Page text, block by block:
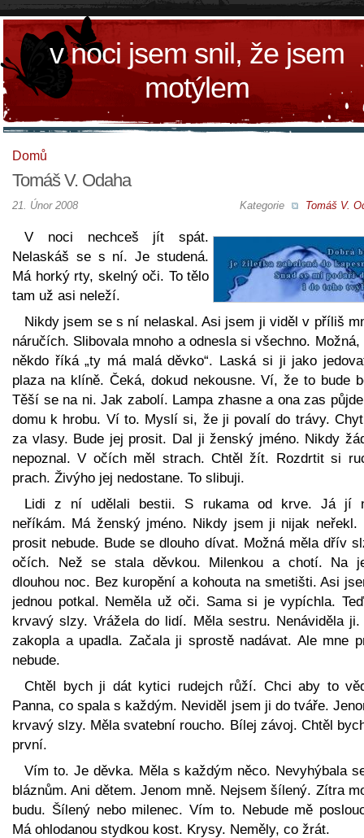
v noci jsem snil, že jsem
motýlem
Domů
Tomáš V. Odaha
Kategorie Tomáš V.
21. Únor 2008
V noci nechceš jít spát.
Nelaskáš se s ní. Je studená.
Má horký rty, skelný oči. To tělo
tam už asi neleží.
Nikdy jsem se s ní nelaskal. Asi jsem ji viděl v příliš
náručích. Slibovala mnoho a odnesla si všechno. Možná,
někdo říká „ty má malá děvko“. Laská si ji jako
plaza na klíně. Čeká, dokud nekousne. Ví, že to bude
Těší se na ni. Jak zabolí. Lampa zhasne a ona zas
domu k hrobu. Ví to. Myslí si, že ji povalí do trávy.
za vlasy. Bude jej prosit. Dal ji ženský jméno. Nikdy
nepoznal. V očích měl strach. Chtěl žít. Rozdrtit si
prach. Živýho jej nedostane. To slibuji.
Lidi z ní udělali bestii. S rukama od krve. Já jí
neříkám. Má ženský jméno. Nikdy jsem ji nijak neřekl.
prosit nebude. Bude se dlouho dívat. Možná měla dřív
očích. Než se stala děvkou. Milenkou a chotí. Na
dlouhou noc. Bez kuropění a kohouta na smetišti. Asi
jednou potkal. Neměla už oči. Sama si je vypíchla.
krvavý slzy. Vrážela do lidí. Měla sestru. Nenáviděla ji.
zakopla a upadla. Začala ji sprostě nadávat. Ale mne
nebude.
Chtěl bych ji dát kytici rudejch růží. Chci aby to
Panna, co spala s každým. Neviděl jsem ji do tváře.
krvavý slzy. Měla svatební roucho. Bílej závoj. Chtěl
první.
Vím to. Je děvka. Měla s každým něco. Nevyhýbala
bláznům. Ani dětem. Jenom mně. Nejsem šílený. Zítra
budu. Šílený nebo milenec. Vím to. Nebude mě
Má ohlodanou stydkou kost. Krysy. Neměly, co žrát.